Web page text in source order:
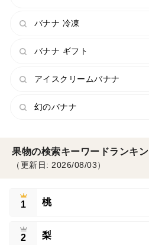
バナナ 冷凍
バナナ ギフト
アイスクリームバナナ
幻のバナナ
果物の検索キーワードランキ
（更新日: 2026/08/03）
1 桃
2 梨